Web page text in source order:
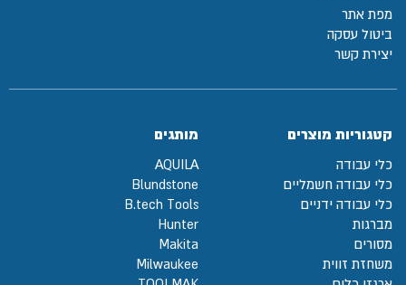
מפת אתר
ביטול עסקה
יצירת קשר
קטגוריות מוצרים
כלי עבודה
כלי עבודה חשמליים
כלי עבודה ידניים
מברגות
מסורים
משחזת זווית
מותגים
AQUILA
Blundstone
B.tech Tools
Hunter
Makita
Milwaukee